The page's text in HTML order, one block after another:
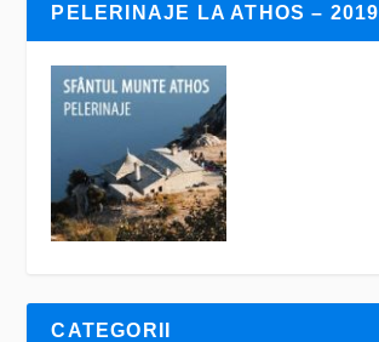
PELERINAJE LA ATHOS – 2019
CATEGORII